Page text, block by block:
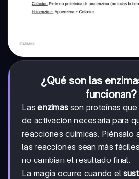
¿Qué son las
funcionan?
Lasenzimas son proteínas
de activación necesaria para
reacciones químicas. Piénsalo
las reacciones sean más
no cambian el resultado final.
La magia ocurre cuando el